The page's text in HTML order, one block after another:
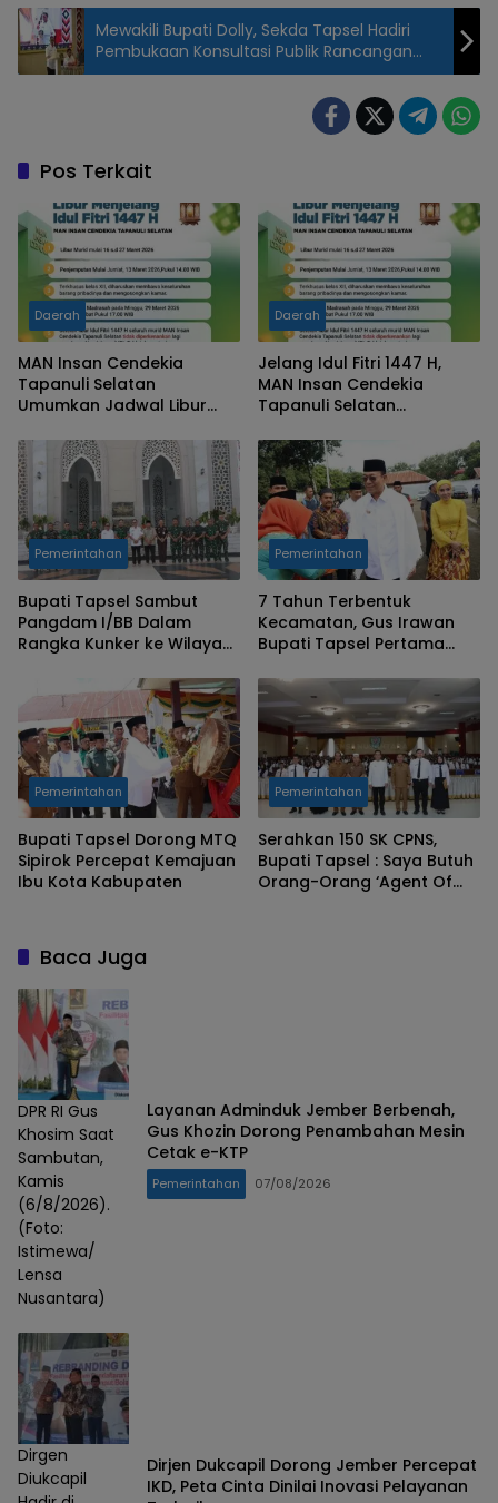
Mewakili Bupati Dolly, Sekda Tapsel Hadiri
Pembukaan Konsultasi Publik Rancangan
Awal RPJPD Tahun 2025-2045
Pos Terkait
Daerah
MAN Insan Cendekia
Tapanuli Selatan
Umumkan Jadwal Libur
Penggunaan Gawai
Daerah
Jelang Idul Fitri 1447 H,
MAN Insan Cendekia
Tapanuli Selatan
dan Aturan Baru
Penggunaan Gawai
Pemerintahan
Bupati Tapsel Sambut
Pangdam I/BB Dalam
Rangka Kunker ke Wilayah
Pemerintahan
7 Tahun Terbentuk
Kecamatan, Gus Irawan
Bupati Tapsel Pertama
Tais
Pemerintahan
Bupati Tapsel Dorong MTQ
Sipirok Percepat Kemajuan
Ibu Kota Kabupaten
Pemerintahan
Serahkan 150 SK CPNS,
Bupati Tapsel : Saya Butuh
Orang-Orang ‘Agent Of
Baca Juga
DPR RI Gus
Khosim Saat
Sambutan,
Kamis
(6/8/2026).
(Foto:
Istimewa/
Lensa
Nusantara)
Layanan Adminduk Jember Berbenah,
Gus Khozin Dorong Penambahan Mesin
Cetak e-KTP
Pemerintahan 07/08/2026
Dirgen
Diukcapil
Dirjen Dukcapil Dorong Jember Percepat
IKD, Peta Cinta Dinilai Inovasi Pelayanan